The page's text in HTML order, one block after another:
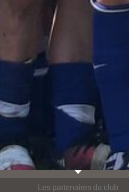
Les partenaires du club